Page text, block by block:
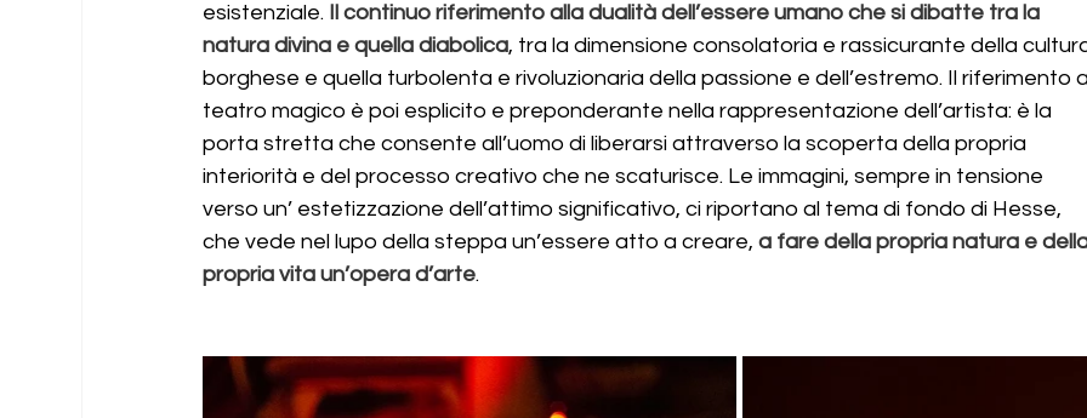
esistenziale. Il continuo riferimento alla dualità dell’essere umano che si dibatte tra la
natura divina e quella diabolica, tra la dimensione consolatoria e rassicurante della
borghese e quella turbolenta e rivoluzionaria della passione e dell’estremo. Il riferimento
teatro magico è poi esplicito e preponderante nella rappresentazione dell’artista: è la
porta stretta che consente all’uomo di liberarsi attraverso la scoperta della propria
interiorità e del processo creativo che ne scaturisce. Le immagini, sempre in tensione
verso un’ estetizzazione dell’attimo significativo, ci riportano al tema di fondo di Hesse,
che vede nel lupo della steppa un’essere atto a creare, a fare della propria natura e
propria vita un’opera d’arte.